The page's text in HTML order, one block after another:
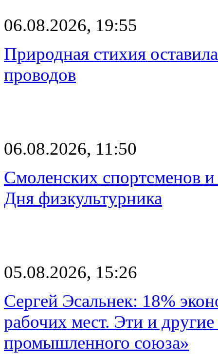
06.08.2026, 19:55
Природная стихия
проводов
06.08.2026, 11:50
Смоленских спортсменов
Дня физкультурника
05.08.2026, 15:26
Сергей Эсальнек: 18%
рабочих мест. Эти и
промышленного союза»